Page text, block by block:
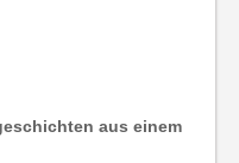
aus einem